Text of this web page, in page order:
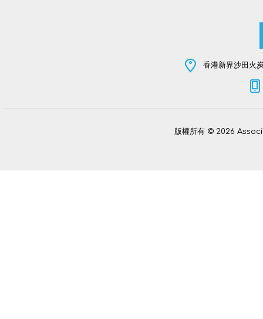
香港新界沙田火
版權所有 © 2026